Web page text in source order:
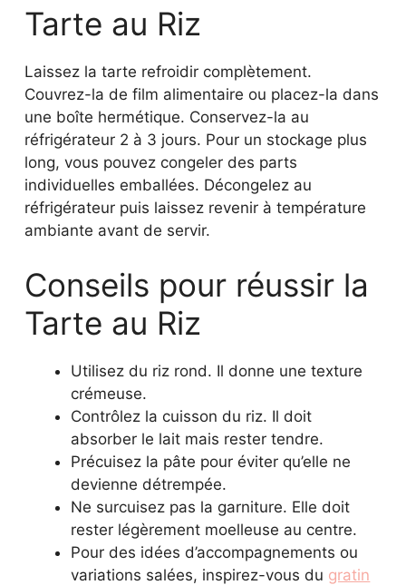
Tarte au Riz
Laissez la tarte refroidir complètement.
Couvrez-la de film alimentaire ou placez-la dans
une boîte hermétique. Conservez-la au
réfrigérateur 2 à 3 jours. Pour un stockage plus
long, vous pouvez congeler des parts
individuelles emballées. Décongelez au
réfrigérateur puis laissez revenir à température
ambiante avant de servir.
Conseils pour réussir la
Tarte au Riz
Utilisez du riz rond. Il donne une texture
crémeuse.
Contrôlez la cuisson du riz. Il doit
absorber le lait mais rester tendre.
Précuisez la pâte pour éviter qu’elle ne
devienne détrempée.
Ne surcuisez pas la garniture. Elle doit
rester légèrement moelleuse au centre.
Pour des idées d’accompagnements ou
variations salées, inspirez-vous du gratin